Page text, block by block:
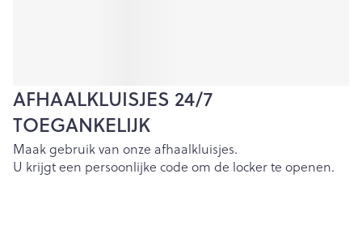
AFHAALKLUISJES 24/7
TOEGANKELIJK
Maak gebruik van onze afhaalkluisjes.
U krijgt een persoonlijke code om de locker te openen.